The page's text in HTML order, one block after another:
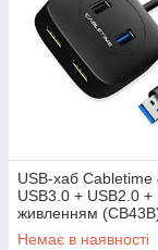
USB-хаб Cabletime
USB3.0 + USB2.0 +
живленням
Немає в наявності